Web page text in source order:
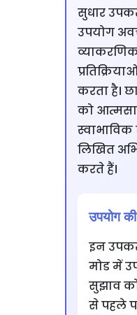
सुधार
उपयोग
करता है।
को
लिखित
करते हैं।
उपयोग
इन
मोड में
सुझाव
से पहले